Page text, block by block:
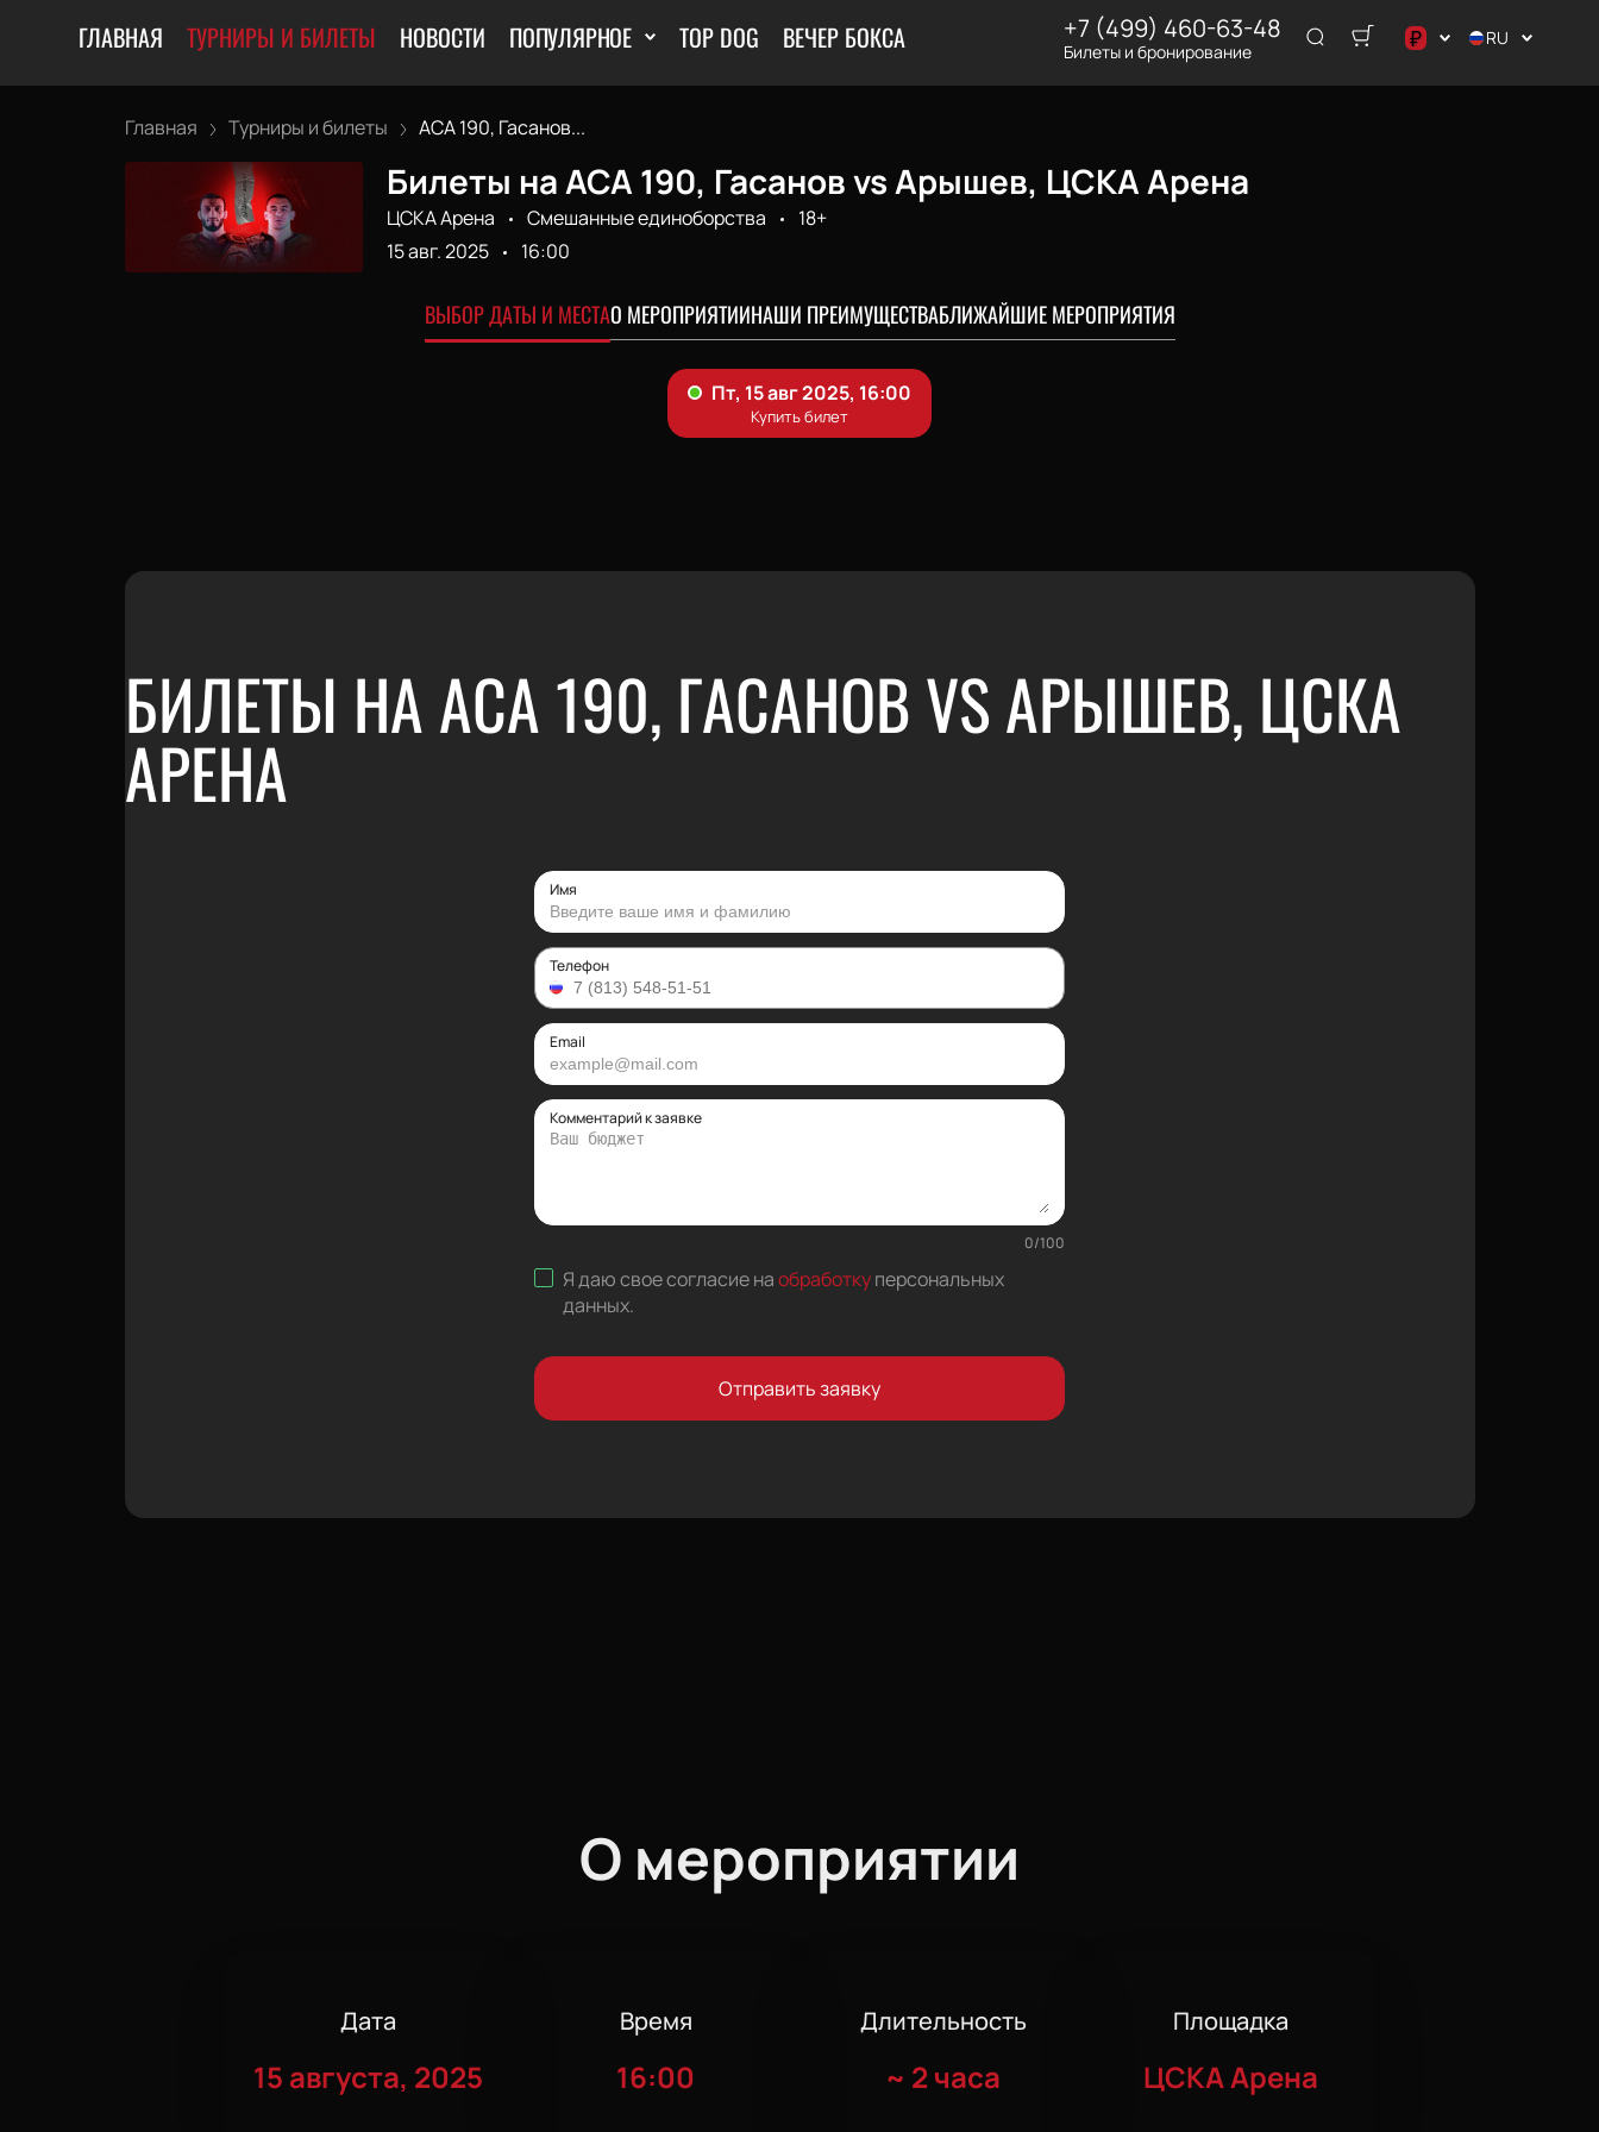
ГЛАВНАЯ ТУРНИРЫ И БИЛЕТЫ НОВОСТИ ПОПУЛЯРНОЕ TOP DOG ВЕЧЕР БОКСА +7 (499) 460-63-48
Билеты и бронирование ₽
د.إ
RU
Главная Турниры и билеты ACA 190, Гасанов...
Билеты на ACA 190, Гасанов vs Арышев, ЦСКА Арена
ЦСКА Арена Смешанные единоборства
18+
15 авг. 2025
16:00
ВЫБОР ДАТЫ И МЕСТАО МЕРОПРИЯТИИНАШИ ПРЕИМУЩЕСТВАБЛИЖАЙШИЕ МЕРОПРИЯТИЯ
БИЛЕТЫ НА ACA 190, ГАСАНОВ VS АРЫШЕВ, ЦСКА
АРЕНА
Имя
Телефон
Email
Комментарий к заявке
0/100
Я даю свое согласие наобработкуперсональных
данных.
Отправить заявку
О мероприятии
Дата
15 августа, 2025
Время
16:00
Длительность
~ 2 часа
Площадка
ЦСКА Арена